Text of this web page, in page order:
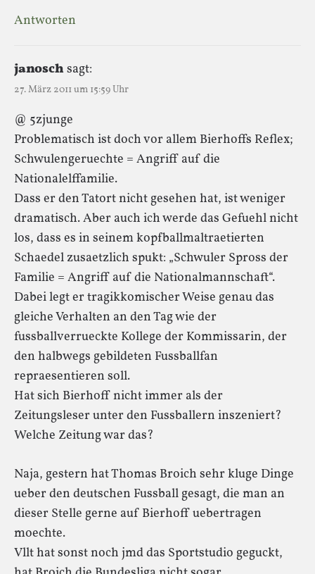
Antworten
janosch sagt:
27. März 2011 um 15:59 Uhr
@ 5zjunge
Problematisch ist doch vor allem Bierhoffs Reflex;
Schwulengeruechte = Angriff auf die
Nationalelffamilie.
Dass er den Tatort nicht gesehen hat, ist weniger
dramatisch. Aber auch ich werde das Gefuehl nicht
los, dass es in seinem kopfballmaltraetierten
Schaedel zusaetzlich spukt: „Schwuler Spross der
Familie = Angriff auf die Nationalmannschaft“.
Dabei legt er tragikkomischer Weise genau das
gleiche Verhalten an den Tag wie der
fussballverrueckte Kollege der Kommissarin, der
den halbwegs gebildeten Fussballfan
repraesentieren soll.
Hat sich Bierhoff nicht immer als der
Zeitungsleser unter den Fussballern inszeniert?
Welche Zeitung war das?
Naja, gestern hat Thomas Broich sehr kluge Dinge
ueber den deutschen Fussball gesagt, die man an
dieser Stelle gerne auf Bierhoff uebertragen
moechte.
Vllt hat sonst noch jmd das Sportstudio geguckt,